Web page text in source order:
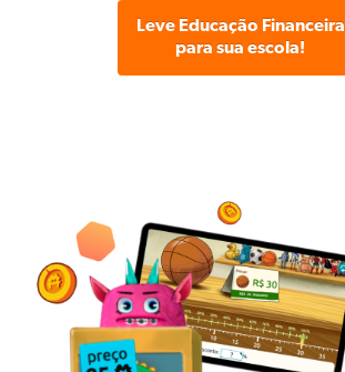
Leve Educação Financeira
para sua escola!